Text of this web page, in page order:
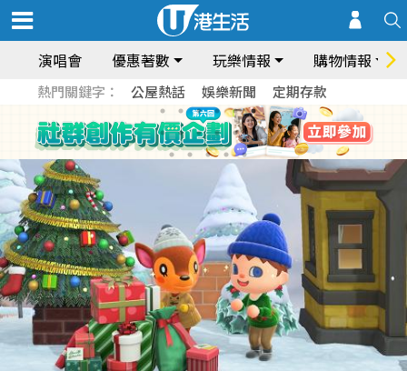
演唱會 優惠著數 玩樂情報 購物情報
熱門關鍵字： 公屋熱話 娛樂新聞 定期存款